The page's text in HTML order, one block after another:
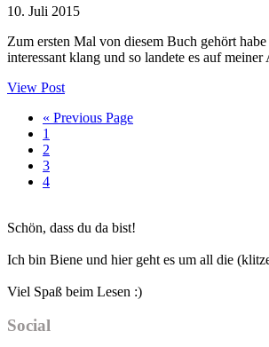
10. Juli 2015
Zum ersten Mal von diesem Buch gehört
interessant klang und so landete es auf
View Post
« Go
Previous Page
Seite
1
Seite
2
Seite
3
Seite
4
Sidebar
Schön, dass du da bist!
Ich bin Biene und hier geht es um all die
Viel Spaß beim Lesen :)
Social